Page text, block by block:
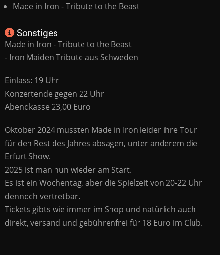
Made in Iron - Tribute to the Beast
Sonstiges
Made in Iron - Tribute to the Beast
- Iron Maiden Tribute aus Schweden
Einlass: 19 Uhr
Konzertende gegen 22 Uhr
Abendkasse 23,00 Euro
Oktober 2024 mussten Made in Iron leider ihre Tour
für den Rest des Jahres absagen, unter anderem die
Erfurt Show.
2025 ist man nun wieder am Start.
Es ist ein Wochentag, aber die Spielzeit von 20-22 Uhr
dennoch vertretbar.
Tickets gibts wie immer im Shop und natürlich auch
direkt, versand und gebührenfrei für 18 Euro im Club.